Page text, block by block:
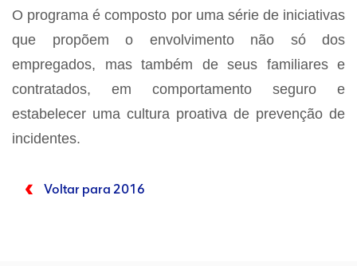
O programa é composto por uma série de iniciativas
que propõem o envolvimento não só dos
empregados, mas também de seus familiares e
contratados, em comportamento seguro e
estabelecer uma cultura proativa de prevenção de
incidentes.
Voltar para 2016